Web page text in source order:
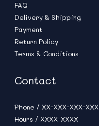
FAQ
Delivery & Shipping
Payment
Return Policy
Terms & Conditions
Contact
Phone / XX-XXX-XXX-XXX
Hours / XXXX-XXXX